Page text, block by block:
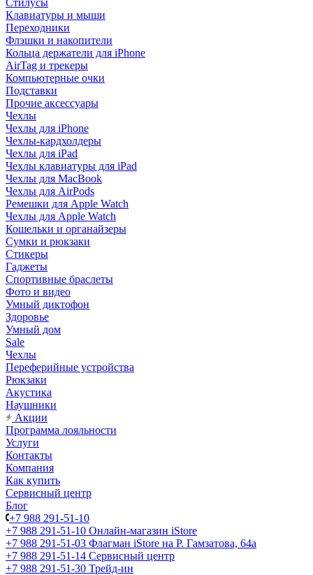
Стилусы
Клавиатуры и мыши
Переходники
Флэшки и накопители
Кольца держатели для iPhone
AirTag и трекеры
Компьютерные очки
Подставки
Прочие аксессуары
Чехлы
Чехлы для iPhone
Чехлы-кардхолдеры
Чехлы для iPad
Чехлы клавиатуры для iPad
Чехлы для MacBook
Чехлы для AirPods
Ремешки для Apple Watch
Чехлы для Apple Watch
Кошельки и органайзеры
Сумки и рюкзаки
Стикеры
Гаджеты
Спортивные браслеты
Фото и видео
Умный диктофон
Здоровье
Умный дом
Sale
Чехлы
Переферийные устройства
Рюкзаки
Акустика
Наушники
Акции
Программа лояльности
Услуги
Контакты
Компания
Как купить
Сервисный центр
Блог
+7 988 291-51-10
+7 988 291-51-10 Онлайн-магазин iStore
+7 988 291-51-03 Флагман iStore на Р. Гамзатова, 64а
+7 988 291-51-14 Сервисный центр
+7 988 291-51-30 Трейд-ин